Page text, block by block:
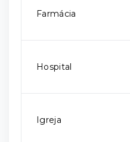
Farmácia
Hospital
Igreja